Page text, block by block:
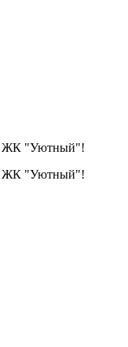
в ЖК "Уютный"!
в ЖК "Уютный"!